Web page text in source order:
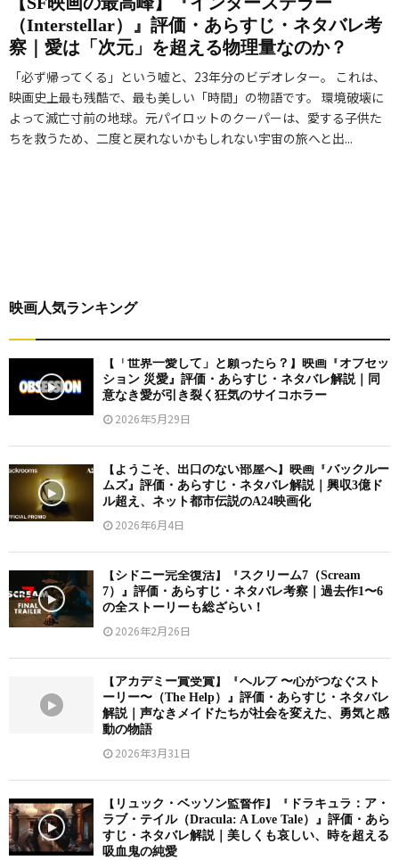
（Interstellar）』評価・あらすじ・ネタバレ考
察｜愛は「次元」を超える物理量なのか？
「必ず帰ってくる」という嘘と、23年分のビデオレター。 これは、
映画史上最も残酷で、最も美しい「時間」の物語です。 環境破壊に
よって滅亡寸前の地球。元パイロットのクーパーは、愛する子供た
ちを救うため、二度と戻れないかもしれない宇宙の旅へと出...
映画人気ランキング
【「世界一愛して」と願ったら？】映画『オブセッ
ション 災愛』評価・あらすじ・ネタバレ解説｜同
意なき愛が引き裂く狂気のサイコホラー
2026年5月29日
【ようこそ、出口のない部屋へ】映画『バックルー
ムズ』評価・あらすじ・ネタバレ解説｜興収3億ド
ル超え、ネット都市伝説のA24映画化
2026年6月4日
【シドニー完全復活】『スクリーム7（Scream
7）』評価・あらすじ・ネタバレ考察｜過去作1〜6
の全ストーリーも総ざらい！
2026年2月26日
【アカデミー賞受賞】『ヘルプ 〜心がつなぐスト
ーリー〜（The Help）』評価・あらすじ・ネタバレ
解説｜声なきメイドたちが社会を変えた、勇気と感
動の物語
2026年3月31日
【リュック・ベッソン監督作】『ドラキュラ：ア・
ラブ・テイル（Dracula: A Love Tale）』評価・あら
すじ・ネタバレ解説｜美しくも哀しい、時を超える
吸血鬼の純愛